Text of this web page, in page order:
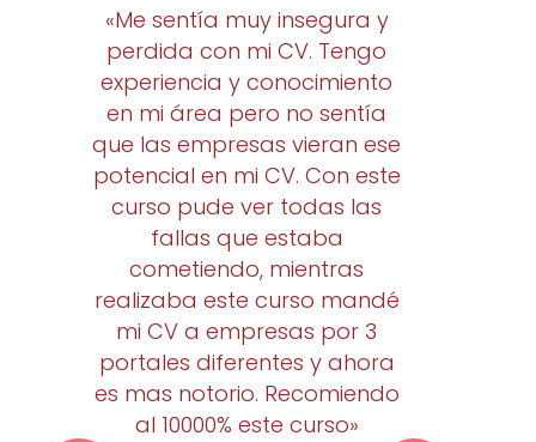
«Me sentía muy insegura y
perdida con mi CV. Tengo
experiencia y conocimiento
en mi área pero no sentía
que las empresas vieran ese
potencial en mi CV. Con este
curso pude ver todas las
fallas que estaba
cometiendo, mientras
realizaba este curso mandé
mi CV a empresas por 3
portales diferentes y ahora
es mas notorio. Recomiendo
al 10000% este curso»